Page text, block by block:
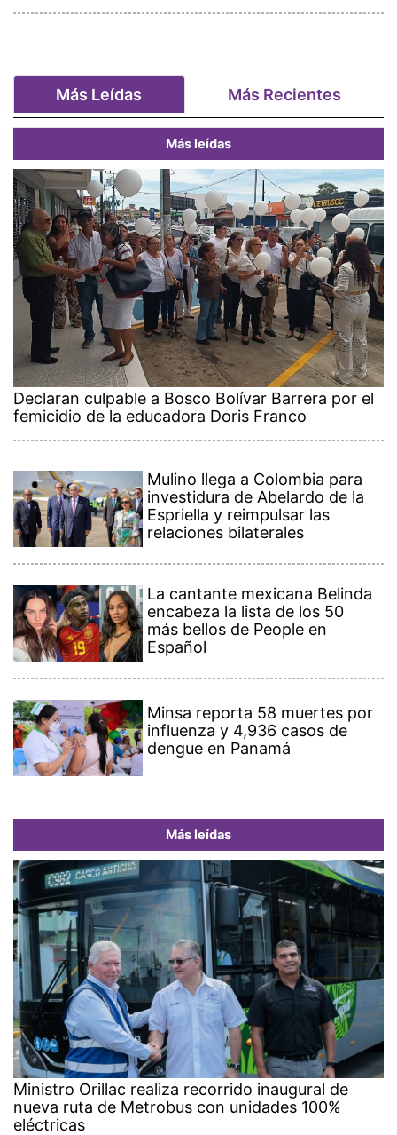
Más Leídas Más Recientes
Más leídas
Declaran culpable a Bosco Bolívar Barrera por el
femicidio de la educadora Doris Franco
Mulino llega a Colombia para
investidura de Abelardo de la
Espriella y reimpulsar las
relaciones bilaterales
La cantante mexicana Belinda
encabeza la lista de los 50
más bellos de People en
Español
Minsa reporta 58 muertes por
influenza y 4,936 casos de
dengue en Panamá
Más leídas
Ministro Orillac realiza recorrido inaugural de
nueva ruta de Metrobus con unidades 100%
eléctricas